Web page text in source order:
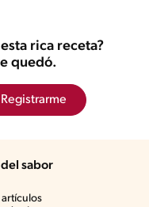
rica receta?
quedó.
Registrarme
del sabor
artículos